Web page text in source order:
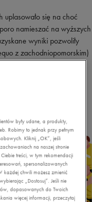
uplasowało się na choć
namieszać na wyższych
wyniki pozwoliły
z zachodniopomorskim)
były udane, a produkty,
Robimy to jednak przy pełnym
Kliknij „OK”, jeśli
na naszej stronie
treści, w tym rekomendacji
spersonalizowanych
każdej chwili możesz zmienić
„Dostosuj”. Jeśli nie
dopasowanych do Twoich
więcej informacji, przeczytaj